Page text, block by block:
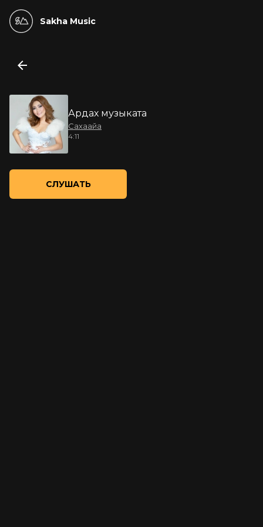
Sakha Music
Ардах музыката
Сахаайа
4:11
СЛУШАТЬ